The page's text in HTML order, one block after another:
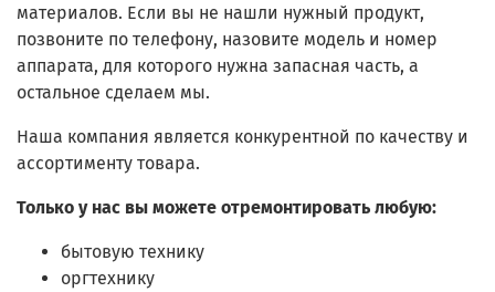
материалов. Если вы не нашли нужный продукт,
позвоните по телефону, назовите модель и номер
аппарата, для которого нужна запасная часть, а
остальное сделаем мы.
Наша компания является конкурентной по качеству и
ассортименту товара.
Только у нас вы можете отремонтировать любую:
бытовую технику
оргтехнику